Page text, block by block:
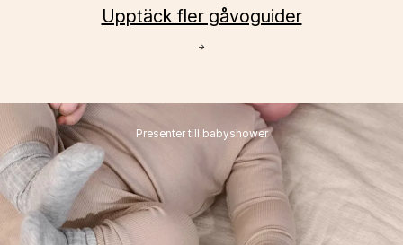
Upptäck fler gåvoguider
→
Presenter till babyshower